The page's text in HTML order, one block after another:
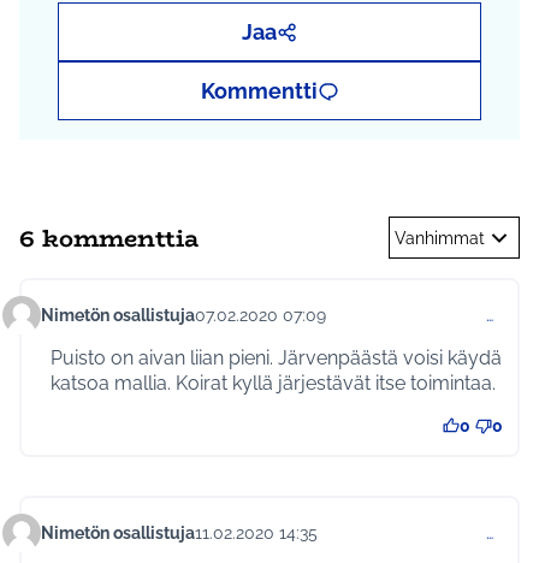
Jaa
Kommentti
6 kommenttia Vanhimmat
Kommentti 291
Nimetön osallistuja07.02.2020 07:09 …
Puisto on aivan liian pieni. Järvenpäästä voisi käydä
katsoa mallia. Koirat kyllä järjestävät itse toimintaa.
0 0
Kommentti 303
Nimetön osallistuja11.02.2020 14:35 …